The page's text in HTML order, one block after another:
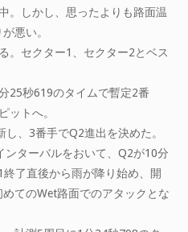
。しかし、思ったよりも路面温
悪い。
。セクター1、セクター2とベス
25秒619のタイムで暫定2番
ットへ。
、3番手でQ2進出を決めた。
ターバルをおいて、Q2が10分
了直後から雨が降り始め、開
てのWet路面でのアタックとな